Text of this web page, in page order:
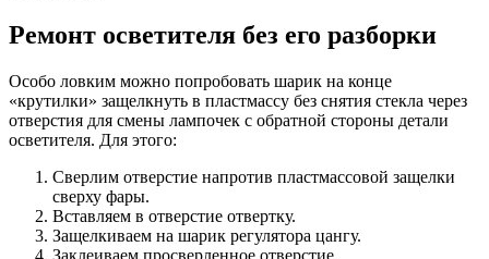
Ремонт осветителя без его разборки
Особо ловким можно попробовать шарик на конце
«крутилки» защелкнуть в пластмассу без снятия стекла через
отверстия для смены лампочек с обратной стороны детали
осветителя. Для этого:
Сверлим отверстие напротив пластмассовой защелки
сверху фары.
Вставляем в отверстие отвертку.
Защелкиваем на шарик регулятора цангу.
Заклеиваем просверленное отверстие.